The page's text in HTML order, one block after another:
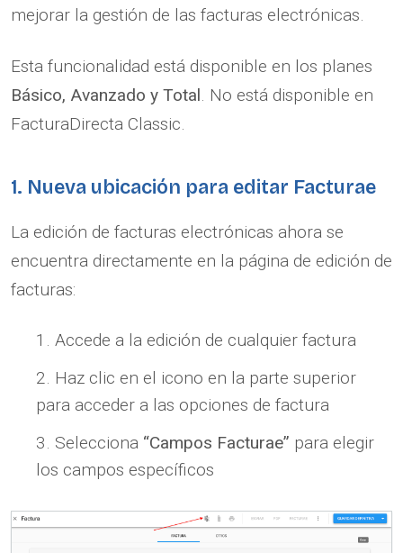
mejorar la gestión de las facturas electrónicas.
Esta funcionalidad está disponible en los planes
Básico, Avanzado y Total. No está disponible en
FacturaDirecta Classic.
1. Nueva ubicación para editar Facturae
La edición de facturas electrónicas ahora se
encuentra directamente en la página de edición de
facturas:
Accede a la edición de cualquier factura
Haz clic en el icono en la parte superior
para acceder a las opciones de factura
Selecciona “Campos Facturae” para elegir
los campos específicos